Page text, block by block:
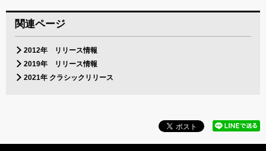
関連ページ
2012年 リリース情報
2019年 リリース情報
2021年 クラシックリリース